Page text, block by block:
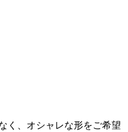
く、オシャレな形をご希望